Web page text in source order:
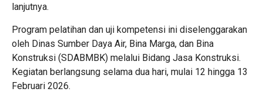
lanjutnya.
Program pelatihan dan uji kompetensi ini diselenggarakan
oleh Dinas Sumber Daya Air, Bina Marga, dan Bina
Konstruksi (SDABMBK) melalui Bidang Jasa Konstruksi.
Kegiatan berlangsung selama dua hari, mulai 12 hingga 13
Februari 2026.